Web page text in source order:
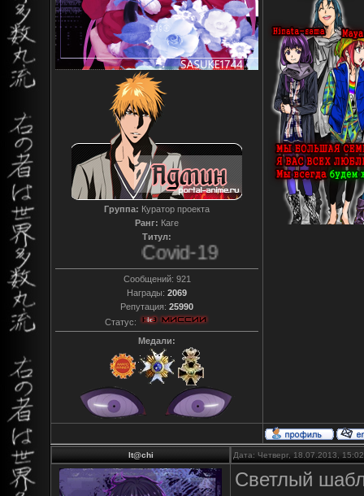
Группа: Куратор проекта
Ранг: Каге
Титул:
Сообщений: 921
Награды: 2069
Репутация: 25990
Статус:
Медали:
It@chi Дата: Четверг, 18.07.2013,
Светлый